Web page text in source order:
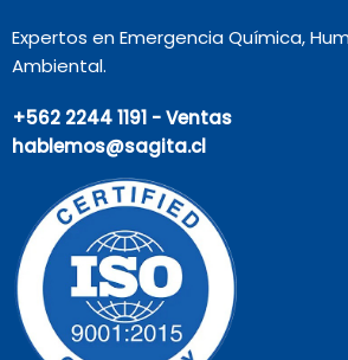
Expertos en Emergencia Química,
Ambiental.
+562 2244 1191 - Ventas
hablemos@sagita.cl